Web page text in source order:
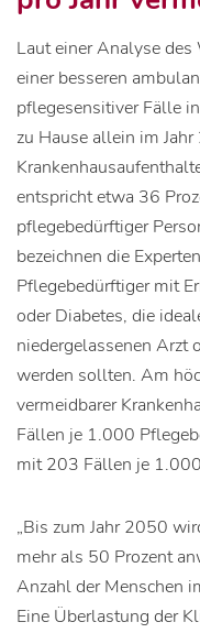
Laut einer Analyse
einer besseren
pflegesensitiver Fälle
zu Hause allein im
entspricht etwa 36
pflegebedürftiger
bezeichnen die
Pflegebedürftiger mit
oder Diabetes, die
niedergelassenen Arzt
werden sollten. Am
vermeidbarer
Fällen je 1.000
mit 203 Fällen je
„Bis zum Jahr 2050
mehr als 50 Prozent
Anzahl der Menschen
Eine Überlastung der